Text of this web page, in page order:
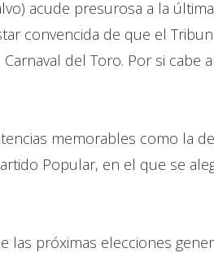
acude presurosa a la
convencida de que el
del Toro. Por si
memorables como la
Popular, en el que se
las próximas elecciones